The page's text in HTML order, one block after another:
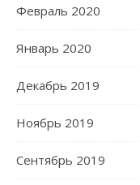
Февраль 2020
Январь 2020
Декабрь 2019
Ноябрь 2019
Сентябрь 2019